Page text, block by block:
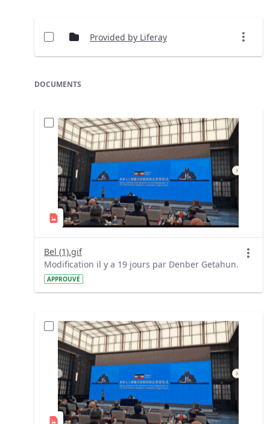
Provided by Liferay
DOCUMENTS
Bel (1).gif
Modification il y a 19 jours par Denber Getahun.
APPROUVÉ